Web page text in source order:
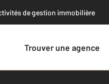
de gestion immobilière
Trouver une agence